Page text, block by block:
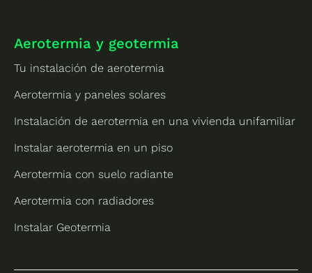
Aerotermia y geotermia
Tu instalación de aerotermia
Aerotermia y paneles solares
Instalación de aerotermia en una vivienda unifamiliar
Instalar aerotermia en un piso
Aerotermia con suelo radiante
Aerotermia con radiadores
Instalar Geotermia